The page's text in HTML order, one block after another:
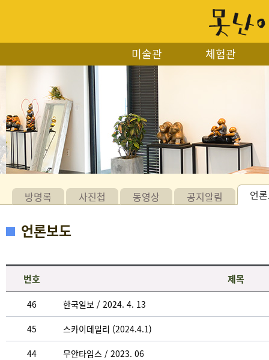
미술관 체험관
방명록 사진첩 동영상 공지알림 언
언론보도
번호 제목
46 한국일보 / 2024. 4. 13
45 스카이데일리 (2024.4.1)
44 무안타임스 / 2023. 06